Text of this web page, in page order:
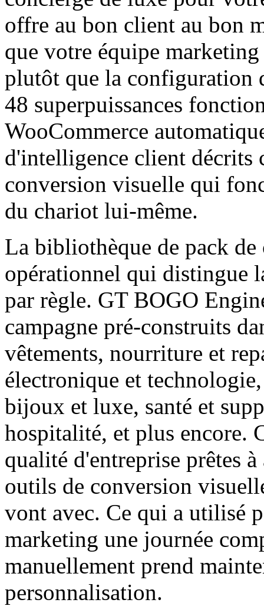
offre au bon client au bon
que votre équipe
plutôt que la configuration
48 superpuissances
WooCommerce
d'intelligence client décrits
conversion visuelle qui
du chariot lui-même.
La bibliothèque de pack de
opérationnel qui distingue
par règle. GT BOGO
campagne pré-construits
vêtements, nourriture et
électronique et
bijoux et luxe, santé et
hospitalité, et plus encore.
qualité d'entreprise prêtes
outils de conversion
vont avec. Ce qui a utilisé
marketing une journée
manuellement prend
personnalisation.